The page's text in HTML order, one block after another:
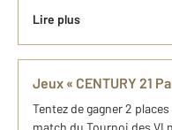
Lire plus
Jeux « CENTURY 21
Tentez de gagner 2
match du Tournoi des VI